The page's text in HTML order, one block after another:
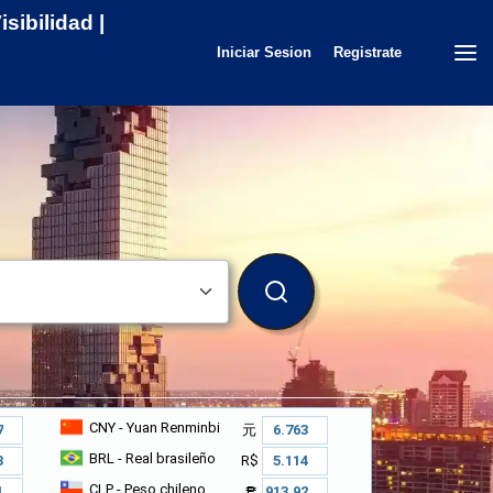
|
Iniciar Sesion Registrate
BUSCAR
CNY- Yuan Renminbi
元
BRL - Real brasileño
R$
CLP- Peso chileno